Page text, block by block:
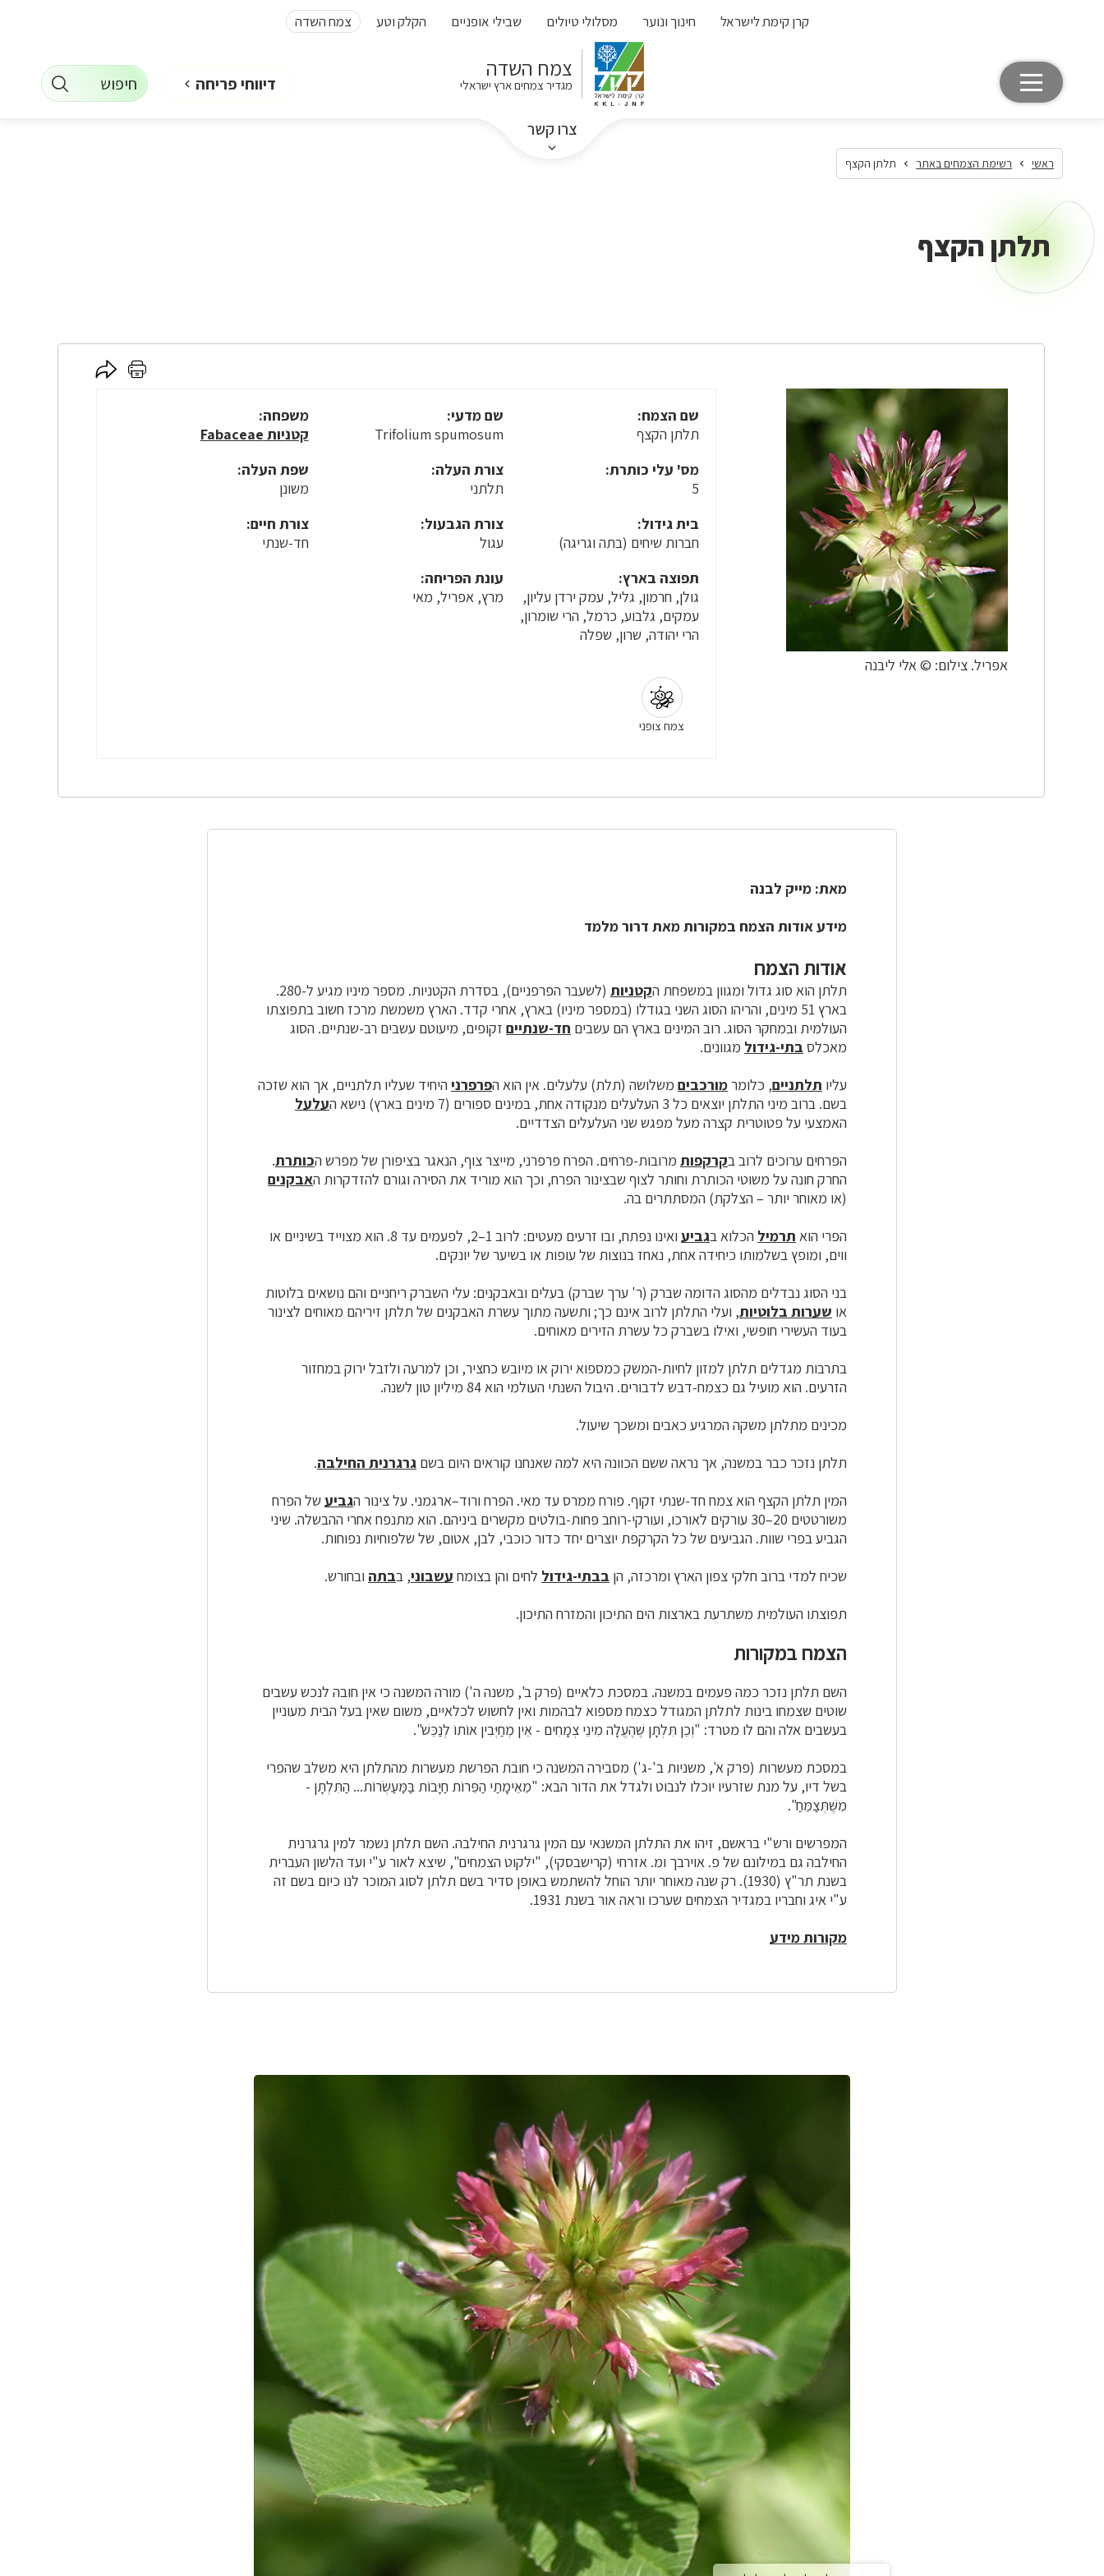
קרן קימת לישראל חינוך ונוער מסלולי טיולים שבילי אופניים הקלק וטע צמח השדה
צמח השדה
מגדיר צמחים ארץ ישראלי
צרו קשר
דיווחי פריחה חיפוש
ראשי רשימת הצמחים באתר תלתן הקצף
תלתן הקצף
אפריל. צילום: © אלי ליבנה
לחץ
לחץ
שם הצמח:
תלתן הקצף
שם מדעי:
Trifolium spumosum
משפחה:
קטניות Fabaceae
מס' עלי כותרת:
5
צורת העלה:
תלתני
שפת העלה:
משונן
בית גידול:
חברות שיחים (בתה וגריגה)
צורת הגבעול:
עגול
צורת חיים:
חד-שנתי
תפוצה בארץ:
גולן, חרמון, גליל, עמק ירדן עליון,
עמקים, גלבוע, כרמל, הרי שומרון,
הרי יהודה, שרון, שפלה
עונת הפריחה:
מרץ, אפריל, מאי
צמח צופני
מאת: מייק לבנה
מידע אודות הצמח במקורות מאת דרור מלמד
אודות הצמח
תלתן הוא סוג גדול ומגוון במשפחת הקטניות
(לשעבר הפרפניים), בסדרת הקטניות. מספר מיניו מגיע ל-280.
בארץ 51 מינים, והריהו הסוג השני בגודלו (במספר מיניו) בארץ, אחרי קדד. הארץ משמשת מרכז חשוב בתפוצתו
העולמית ובמחקר הסוג. רוב המינים בארץ הם עשבים חד-שנתיים זקופים, מיעוטם עשבים רב-שנתיים. הסוג
מאכלס בתי-גידול מגוונים.
עליו תלתניים, כלומרמורכבים משלושה (תלת) עלעלים. אין הוא הפרפרני היחיד שעליו תלתניים, אך הוא שזכה
בשם. ברוב מיני התלתן יוצאים כל 3 ה
עלעלים מנקודה אחת, במינים ספורים (7 מינים בארץ) נישא ה
עלעל
האמצעי על פטוטרית קצרה מעל מפגש שני העלעלים הצדדיים.
הפרחים ערוכים לרוב בקרקפות מרובות-פרחים. הפרח פרפרני, מייצר צוף, הנאגר בציפורן של מפרש הכותרת.
החרק חונה על משוטי הכותרת וחותר לצוף שבצינור הפרח, וכך הוא מוריד את הסירה וגורם להזדקרות האבקנים
(או מאוחר יותר – הצלקת) המסתתרים בה.
הפרי הוא תרמיל הכלוא בגביע
ואינו נפתח, ובו זרעים מעטים: לרוב 1–2, לפעמים עד 8. הוא מצוייד בשיניים או
ווים, ומופץ בשלמותו כיחידה אחת, נאחז בנוצות של עופות או בשיער של יונקים.
בני הסוג נבדלים מהסוג הדומה שברק (ר' ערך שברק) בעלים ובאבקנים: עלי השברק ריחניים והם נושאים בלוטות
או שערות בלוטיות, ועלי התלתן לרוב אינם כך; ותשעה מתוך עשרת האבקנים של תלתן זיריהם מאוחים לצינור
בעוד העשירי חופשי, ואילו בשברק כל עשרת הזירים מאוחים.
בתרבות מגדלים תלתן למזון לחיות-המשק כמספוא ירוק או מיובש כחציר, וכן למרעה ולזבל ירוק במחזור
הזרעים. הוא מועיל גם כצמח-דבש לדבורים. היבול השנתי העולמי הוא 84 מיליון טון לשנה.
מכינים מתלתן משקה המרגיע כאבים ומשכך שיעול.
תלתן נזכר כבר במשנה, אך נראה ששם הכוונה היא למה שאנחנו קוראים היום בשם גרגרנית החילבה.
המין תלתן הקצף הוא צמח חד-שנתי זקוף. פורח ממרס עד מאי. הפרח ורוד–ארגמני. על צינור הגביע של הפרח
משורטטים 20–30 עורקים לאורכו, ועורקי-רוחב פחות-בולטים מקשרים ביניהם. הוא מתנפח אחרי ההבשלה. שיני
הגביעבפרי שוות. הגביעים של כל הקרקפת יוצרים יחד כדור כוכבי, לבן, אטוּם, של שלפוחיות נפוחות.
שכיח למדי ברוב חלקי צפון הארץ ומרכזה, הן בבתי-גידול לחים והן בצומח עשבוני, בבתה ובחורש.
תפוצתו העולמית משתרעת בארצות הים התיכון והמזרח התיכון.
הצמח במקורות
השם תלתן נזכר כמה פעמים במשנה. במסכת כלאיים (פרק ב', משנה ה') מורה המשנה כי אין חובה לנכש עשבים
שוטים שצמחו בינות לתלתן המגודל כצמח מספוא לבהמות ואין לחשוש לכלאיים, משום שאין בעל הבית מעוניין
בעשבים אלה והם לו מטרד: "וְכֵן תִּלְתָּן שֶׁהֶעֱלָה מִינֵי צְמָחִים - אֵין מְחַיְּבִין אוֹתוֹ לְנַכֵּשׁ".
במסכת מעשרות (פרק א', משניות ב'-ג') מסבירה המשנה כי חובת הפרשת מעשרות מהתלתן היא משלב שהפרי
בשל דיו, על מנת שזרעיו יוכלו לנבוט ולגדל את הדור הבא: "מֵאֵימָתַי הַפֵּרוֹת חַיָּבוֹת בַּמַּעַשְׂרוֹת... הַתִּלְתָּן -
מִשֶּׁתְּצַמֵּחַ".
המפרשים ורש"י בראשם, זיהו את התלתן המשנאי עם המין גרגרנית החילבה. השם תלתן נשמר למין גרגרנית
החילבה גם במילונם של פ. אוירבך ומ. אזרחי (קרישבסקי), "ילקוט הצמחים", שיצא לאור ע"י ועד הלשון העברית
בשנת תר"ץ (1930). רק שנה מאוחר יותר הוחל להשתמש באופן סדיר בשם תלתן לסוג המוכר לנו כיום בשם זה
ע"י איג וחבריו במגדיר הצמחים שערכו וראה אור בשנת 1931.
מקורות מידע